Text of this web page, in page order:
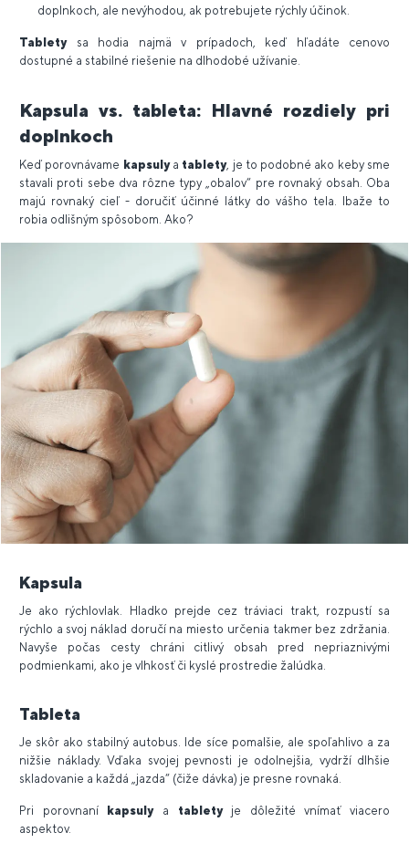
doplnkoch, ale nevýhodou, ak potrebujete rýchly účinok.
Tabletysa hodia najmä v prípadoch, keď hľadáte cenovo
dostupné a stabilné riešenie na dlhodobé užívanie.
Kapsula vs. tableta: Hlavné rozdiely pri
doplnkoch
Keď porovnávame kapsulya tablety, je to podobné ako keby sme
stavali proti sebe dva rôzne typy „obalov“ pre rovnaký obsah. Oba
majú rovnaký cieľ - doručiť účinné látky do vášho tela. Ibaže to
robia odlišným spôsobom. Ako?
Kapsula
Je ako rýchlovlak. Hladko prejde cez tráviaci trakt, rozpustí sa
rýchlo a svoj náklad doručí na miesto určenia takmer bez zdržania.
Navyše počas cesty chráni citlivý obsah pred nepriaznivými
podmienkami, ako je vlhkosť či kyslé prostredie žalúdka.
Tableta
Je skôr ako stabilný autobus. Ide síce pomalšie, ale spoľahlivo a za
nižšie náklady. Vďaka svojej pevnosti je odolnejšia, vydrží dlhšie
skladovanie a každá „jazda“ (čiže dávka) je presne rovnaká.
Pri porovnaní kapsulya tabletyje dôležité vnímať viacero
aspektov.